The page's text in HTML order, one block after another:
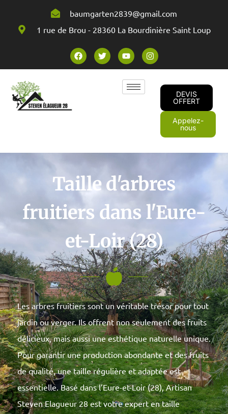
baumgarten2839@gmail.com
1 rue de Brou - 28360 La Bourdinière Saint Loup
DEVIS
OFFERT
Appelez-
nous
Taille d'arbres
fruitiers dans l'Eure-
et-Loir (28)
Les arbres fruitiers sont un véritable trésor pour tout
jardin ou verger. Ils offrent non seulement des fruits
délicieux, mais aussi une esthétique naturelle unique.
Pour garantir une production abondante et des fruits
de qualité, une taille régulière et adaptée est
essentielle. Basé dans l’Eure-et-Loir (28), Artisan
Steven Elagueur 28 est votre expert en taille